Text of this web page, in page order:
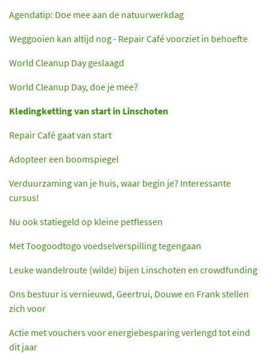
Agendatip: Doe mee aan de natuurwerkdag
Weggooien kan altijd nog - Repair Café voorziet in behoefte
World Cleanup Day geslaagd
World Cleanup Day, doe je mee?
Kledingketting van start in Linschoten
Repair Café gaat van start
Adopteer een boomspiegel
Verduurzaming van je huis, waar begin je? Interessante
cursus!
Nu ook statiegeld op kleine petflessen
Met Toogoodtogo voedselverspilling tegengaan
Leuke wandelroute (wilde) bijen Linschoten en crowdfunding
Ons bestuur is vernieuwd, Geertrui, Douwe en Frank stellen
zich voor
Actie met vouchers voor energiebesparing verlengd tot eind
dit jaar